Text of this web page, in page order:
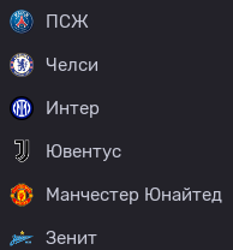
ПСЖ
Челси
Интер
Ювентус
Манчестер Юнайтед
Зенит